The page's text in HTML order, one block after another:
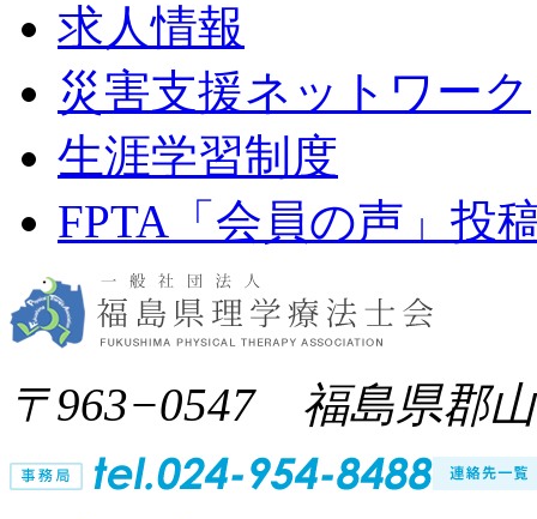
求人情報
災害支援ネットワーク
生涯学習制度
FPTA「会員の声」投
〒963−0547 福島県郡